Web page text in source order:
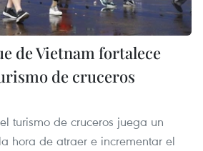
de Vietnam fortalece
de cruceros
turismo de cruceros juega un
hora de atraer e incrementar el